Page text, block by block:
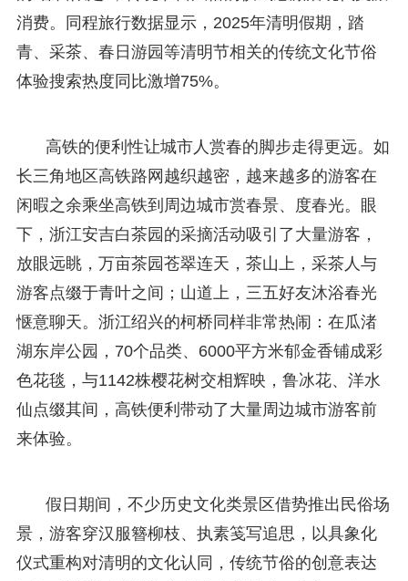
消费。同程旅行数据显示，2025年清明假期，踏
青、采茶、春日游园等清明节相关的传统文化节俗
体验搜索热度同比激增75%。
高铁的便利性让城市人赏春的脚步走得更远。如
长三角地区高铁路网越织越密，越来越多的游客在
闲暇之余乘坐高铁到周边城市赏春景、度春光。眼
下，浙江安吉白茶园的采摘活动吸引了大量游客，
放眼远眺，万亩茶园苍翠连天，茶山上，采茶人与
游客点缀于青叶之间；山道上，三五好友沐浴春光
惬意聊天。浙江绍兴的柯桥同样非常热闹：在瓜渚
湖东岸公园，70个品类、6000平方米郁金香铺成彩
色花毯，与1142株樱花树交相辉映，鲁冰花、洋水
仙点缀其间，高铁便利带动了大量周边城市游客前
来体验。
假日期间，不少历史文化类景区借势推出民俗场
景，游客穿汉服簪柳枝、执素笺写追思，以具象化
仪式重构对清明的文化认同，传统节俗的创意表达